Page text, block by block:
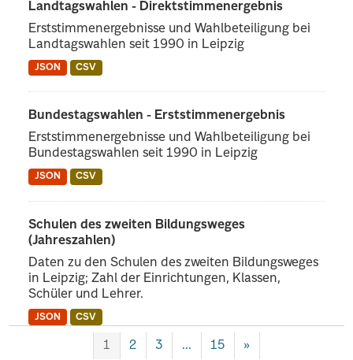
Landtagswahlen - Direktstimmenergebnis
Erststimmenergebnisse und Wahlbeteiligung bei
Landtagswahlen seit 1990 in Leipzig
JSON CSV
Bundestagswahlen - Erststimmenergebnis
Erststimmenergebnisse und Wahlbeteiligung bei
Bundestagswahlen seit 1990 in Leipzig
JSON CSV
Schulen des zweiten Bildungsweges
(Jahreszahlen)
Daten zu den Schulen des zweiten Bildungsweges
in Leipzig; Zahl der Einrichtungen, Klassen,
Schüler und Lehrer.
JSON CSV
1 2 3 ... 15 »